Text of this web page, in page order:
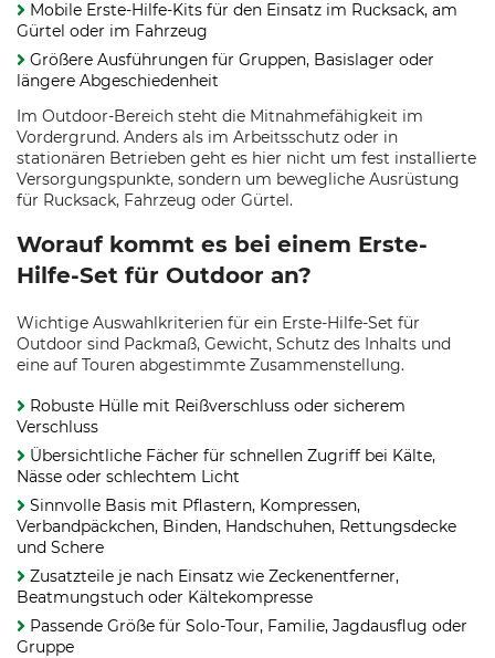
Mobile Erste-Hilfe-Kits für den Einsatz im Rucksack, am
Gürtel oder im Fahrzeug
Größere Ausführungen für Gruppen, Basislager oder
längere Abgeschiedenheit
Im Outdoor-Bereich steht die Mitnahmefähigkeit im
Vordergrund. Anders als im Arbeitsschutz oder in
stationären Betrieben geht es hier nicht um fest installierte
Versorgungspunkte, sondern um bewegliche Ausrüstung
für Rucksack, Fahrzeug oder Gürtel.
Worauf kommt es bei einem Erste-
Hilfe-Set für Outdoor an?
Wichtige Auswahlkriterien für ein Erste-Hilfe-Set für
Outdoor sind Packmaß, Gewicht, Schutz des Inhalts und
eine auf Touren abgestimmte Zusammenstellung.
Robuste Hülle mit Reißverschluss oder sicherem
Verschluss
Übersichtliche Fächer für schnellen Zugriff bei Kälte,
Nässe oder schlechtem Licht
Sinnvolle Basis mit Pflastern, Kompressen,
Verbandpäckchen, Binden, Handschuhen, Rettungsdecke
und Schere
Zusatzteile je nach Einsatz wie Zeckenentferner,
Beatmungstuch oder Kältekompresse
Passende Größe für Solo-Tour, Familie, Jagdausflug oder
Gruppe